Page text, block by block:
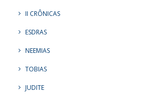
II CRÔNICAS
ESDRAS
NEEMIAS
TOBIAS
JUDITE